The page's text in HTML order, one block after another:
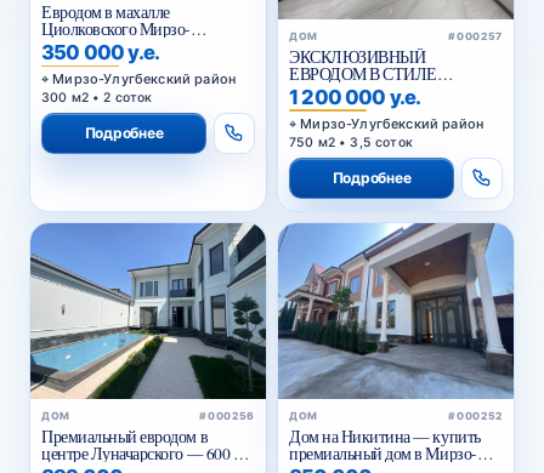
Евродом в махалле
Циолковского Мирзо-
Улугбекский район
350 000 у.е.
Мирзо-Улугбекский район
300 м2 • 2 соток
Подробнее
ДОМ #000257
ЭКСКЛЮЗИВНЫЙ
ЕВРОДОМ В СТИЛЕ
НЕОКЛАССИК
1 200 000 у.е.
Мирзо-Улугбекский район
750 м2 • 3,5 соток
Подробнее
ДОМ #000256
Премиальный евродом в
центре Луначарского — 600 м²,
ДОМ #000252
Дом на Никитина — купить
премиальный дом в Мирзо-